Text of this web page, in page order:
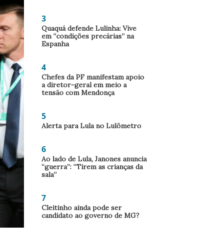
3
Quaquá defende Lulinha: Vive
em “condições precárias” na
Espanha
4
Chefes da PF manifestam apoio
a diretor-geral em meio a
tensão com Mendonça
5
Alerta para Lula no Lulômetro
6
Ao lado de Lula, Janones anuncia
“guerra”: “Tirem as crianças da
sala”
7
Cleitinho ainda pode ser
candidato ao governo de MG?